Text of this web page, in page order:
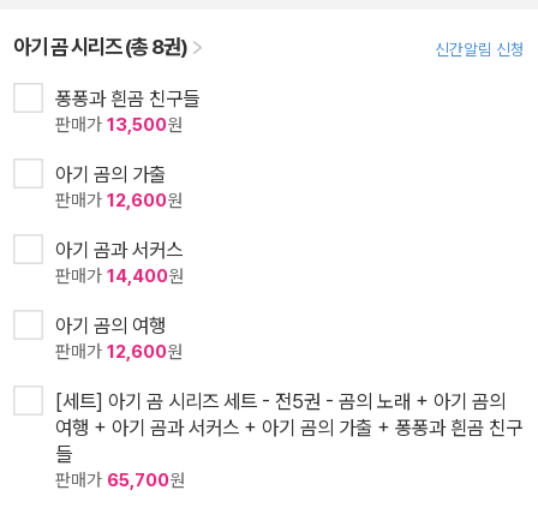
아기 곰 시리즈 (총 8권) 신간알림 신청
퐁퐁과 흰곰 친구들
판매가 13,500원
아기 곰의 가출
판매가 12,600원
아기 곰과 서커스
판매가 14,400원
아기 곰의 여행
판매가 12,600원
[세트] 아기 곰 시리즈 세트 - 전5권 - 곰의 노래 + 아기 곰의
여행 + 아기 곰과 서커스 + 아기 곰의 가출 + 퐁퐁과 흰곰 친구
들
판매가 65,700원